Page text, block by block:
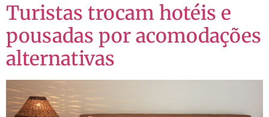
Turistas trocam hotéis e
pousadas por acomodações
alternativas